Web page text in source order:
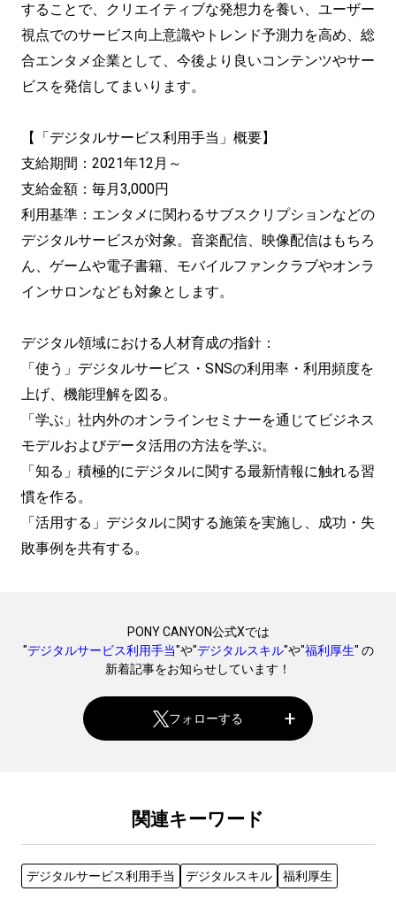
することで、クリエイティブな発想力を養い、ユーザー
視点でのサービス向上意識やトレンド予測力を高め、総
合エンタメ企業として、今後より良いコンテンツやサー
ビスを発信してまいります。
【「デジタルサービス利用手当」概要】
支給期間：2021年12月～
支給金額：毎月3,000円
利用基準：エンタメに関わるサブスクリプションなどの
デジタルサービスが対象。音楽配信、映像配信はもちろ
ん、ゲームや電子書籍、モバイルファンクラブやオンラ
インサロンなども対象とします。
デジタル領域における人材育成の指針：
「使う」デジタルサービス・SNSの利⽤率・利⽤頻度を
上げ、機能理解を図る。
「学ぶ」社内外のオンラインセミナーを通じてビジネス
モデルおよびデータ活⽤の⽅法を学ぶ。
「知る」積極的にデジタルに関する最新情報に触れる習
慣を作る。
「活⽤する」デジタルに関する施策を実施し、成功・失
敗事例を共有する。
PONY CANYON公式Xでは
"デジタルサービス利用手当"や"デジタルスキル"や"福利厚生" の
新着記事をお知らせしています！
フォローする
関連キーワード
デジタルサービス利用手当 デジタルスキル 福利厚生